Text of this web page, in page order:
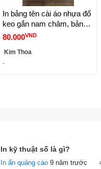
In bảng tên cài áo nhựa đổ
keo gắn nam châm, bảng
tên chức danh, thẻ tên cài
VINADESIGN
80.000VND
Kim Thoa
-
In kỹ thuật số là gì?
In ấn quảng cáo 9 năm trước